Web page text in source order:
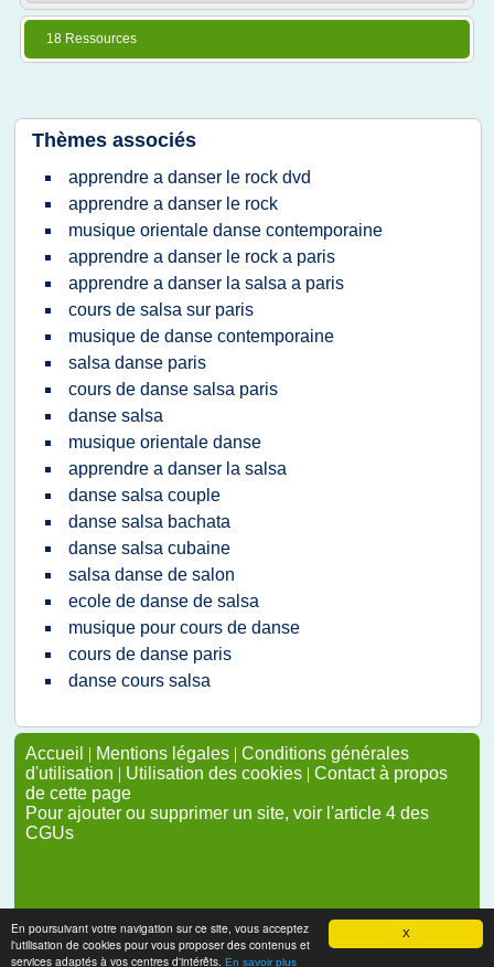
X
En poursuivant votre navigation sur ce site, vous acceptez
l'utilisation de cookies pour vous proposer des contenus et
services adaptés à vos centres d'intérêts. En savoir plus
18 Ressources
Thèmes associés
apprendre a danser le rock dvd
apprendre a danser le rock
musique orientale danse contemporaine
apprendre a danser le rock a paris
apprendre a danser la salsa a paris
cours de salsa sur paris
musique de danse contemporaine
salsa danse paris
cours de danse salsa paris
danse salsa
musique orientale danse
apprendre a danser la salsa
danse salsa couple
danse salsa bachata
danse salsa cubaine
salsa danse de salon
ecole de danse de salsa
musique pour cours de danse
cours de danse paris
danse cours salsa
Accueil | Mentions légales | Conditions générales
d'utilisation | Utilisation des cookies | Contact à propos
de cette page
Pour ajouter ou supprimer un site, voir l'article 4 des
CGUs